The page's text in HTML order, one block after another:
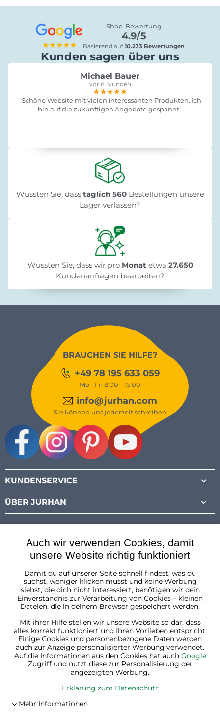
★★★★★
Shop-Bewertung
4.9/5
Basierend auf10.233 Bewertungen
Kunden sagen über uns
Michael Bauer
vor 8 Stunden
★★★★★
★★★★★
★★★★★
"Schöne Website mit vielen interessanten Produkten. Ich
bin auf die zukünftigen Angebote gespannt."
Wussten Sie, dass täglich 560Bestellungen unsere
Lager verlassen?
Wussten Sie, dass wir pro Monat etwa 27.650
Kundenanfragen bearbeiten?
BRAUCHEN SIE HILFE?
+49 78 195 633 059
Mo - Fr: 8:00 - 16:00
info@jurhan.com
Sie können uns jederzeit schreiben
KUNDENSERVICE
ÜBER JURHAN
Österreich
Auch wir verwenden Cookies, damit
unsere Website richtig funktioniert
Damit du auf unserer Seite schnell findest, was du
suchst, weniger klicken musst und keine Werbung
siehst, die dich nicht interessiert, benötigen wir dein
Einverständnis zur Verarbeitung von Cookies – kleinen
Dateien, die in deinem Browser gespeichert werden.
Mit ihrer Hilfe stellen wir unsere Website so dar, dass
alles korrekt funktioniert und Ihren Vorlieben entspricht.
Einige Cookies und personenbezogene Daten werden
auch zur Anzeige personalisierter Werbung verwendet.
Auf die Informationen aus den Cookies hat auch Google
Zugriff und nutzt diese zur Personalisierung der
angezeigten Werbung.
Erklärung zum Datenschutz